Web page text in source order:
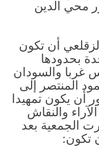
محي الدين
أن تكون
بحدودها
غربا والسودان
المنتصر إلى
أن يكون تمهيدا
والنقاش
الجمعية بعد
تكون: